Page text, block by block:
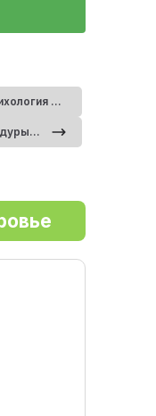
Мотивация к учёбе: психология успеха в частной школе
Косметологические процедуры, которые помогают побороть комплекс «неидеальной кожи»